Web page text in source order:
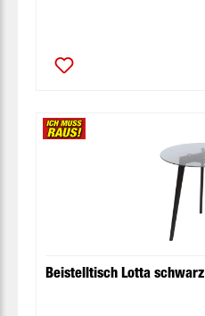
Beistelltisch Lotta schwarz